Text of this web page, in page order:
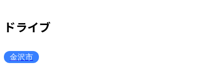
ドライブ
金沢市